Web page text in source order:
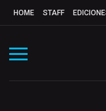
HOME STAFF